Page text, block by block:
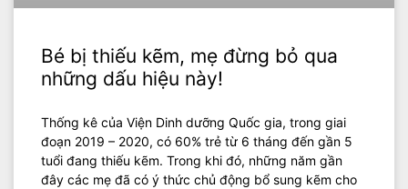
Bé bị thiếu kẽm, mẹ đừng bỏ qua
những dấu hiệu này!
Thống kê của Viện Dinh dưỡng Quốc gia, trong giai
đoạn 2019 – 2020, có 60% trẻ từ 6 tháng đến gần 5
tuổi đang thiếu kẽm. Trong khi đó, những năm gần
đây các mẹ đã có ý thức chủ động bổ sung kẽm cho